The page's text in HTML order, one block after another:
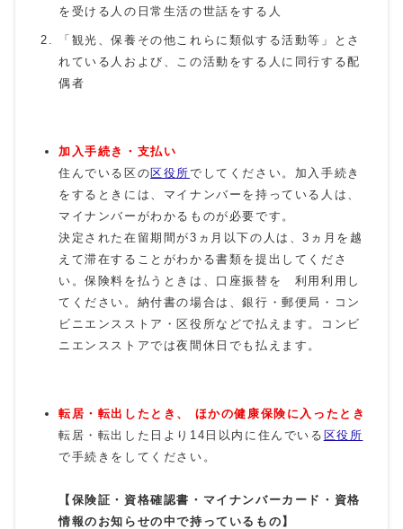
を受ける人の日常生活の世話をする人
「観光、保養その他これらに類似する活動等」とさ
れている人および、この活動をする人に同行する配
偶者
加入手続き・支払い
住んでいる区の区役所でしてください。加入手続き
をするときには、マイナンバーを持っている人は、
マイナンバーがわかるものが必要です。
決定された在留期間が3ヵ月以下の人は、3ヵ月を越
えて滞在することがわかる書類を提出してくださ
い。保険料を払うときは、口座振替を 利用利用し
てください。納付書の場合は、銀行・郵便局・コン
ビニエンスストア・区役所などで払えます。コンビ
ニエンスストアでは夜間休日でも払えます。
転居・転出したとき、 ほかの健康保険に入ったとき
転居・転出した日より14日以内に住んでいる 区役所
で手続きをしてください。
【保険証・資格確認書・マイナンバーカード・資格
情報のお知らせの中で持っているもの】